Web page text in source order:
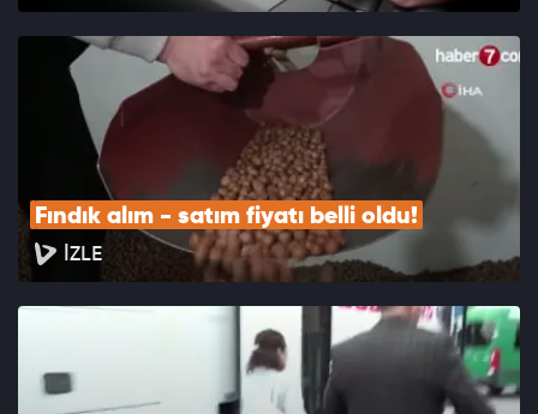
Fındık alım - satım fiyatı belli oldu!
İZLE